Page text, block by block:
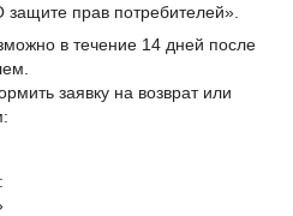
защите прав потребителей».
в течение 14 дней после
заявку на возврат или